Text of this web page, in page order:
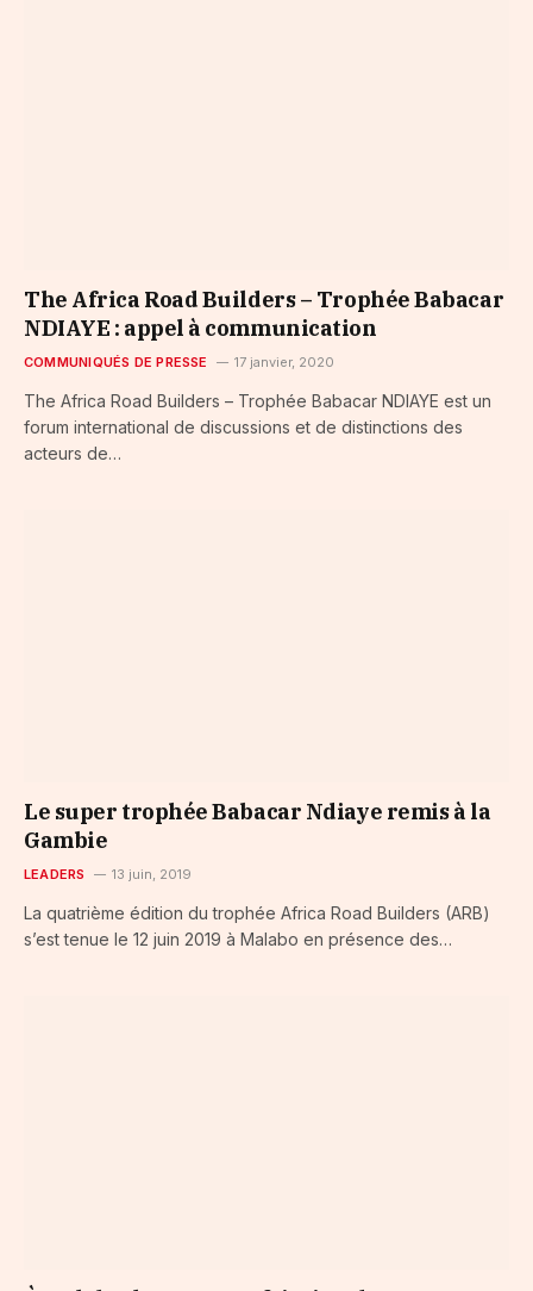
The Africa Road Builders – Trophée Babacar
NDIAYE : appel à communication
COMMUNIQUÉS DE PRESSE 17 janvier, 2020
The Africa Road Builders – Trophée Babacar NDIAYE est un
forum international de discussions et de distinctions des
acteurs de…
Le super trophée Babacar Ndiaye remis à la
Gambie
LEADERS 13 juin, 2019
La quatrième édition du trophée Africa Road Builders (ARB)
s’est tenue le 12 juin 2019 à Malabo en présence des…